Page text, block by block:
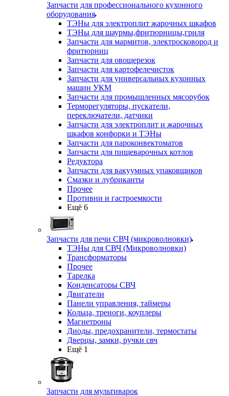
Запчасти для профессионального кухонного
оборудования
ТЭНы для электроплит жарочных шкафов
ТЭНы для шаурмы,фритюрницы,гриля
Запчасти для мармитов, электросковород и
фритюрниц
Запчасти для овощерезок
Запчасти для картофелечисток
Запчасти для универсальных кухонных
машин УКМ
Запчасти для промышленных мясорубок
Терморегуляторы, пускатели,
переключатели, датчики
Запчасти для электроплит и жарочных
шкафов конфорки и ТЭНы
Запчасти для пароконвектоматов
Запчасти для пищеварочных котлов
Редуктора
Запчасти для вакуумных упаковщиков
Смазки и лубриканты
Прочее
Противни и гастроемкости
Ещё 6
Запчасти для печи СВЧ (микроволновки)
ТЭНы для СВЧ (Микроволновки)
Трансформаторы
Прочее
Тарелка
Конденсаторы СВЧ
Двигатели
Панели управления, таймеры
Кольца, треноги, коуплеры
Магнетроны
Диоды, предохранители, термостаты
Дверцы, замки, ручки свч
Ещё 1
Запчасти для мультиварок